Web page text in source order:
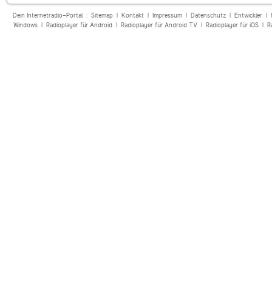
Dein Internetradio-Portal : Sitemap| Kontakt| Impressum| Datenschutz| Entwickler|
Windows| Radioplayer für Android| Radioplayer für Android TV| Radioplayer für iOS|